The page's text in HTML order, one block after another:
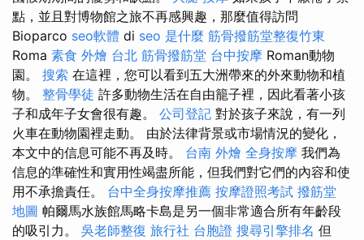
點，並且對博物館之旅不再感興趣，那麼值得訪問
Bioparco seo軟體 di seo 是什麼 筋骨撥筋堂整復竹東
Roma 素食 外燴 台北 筋骨撥筋堂 台中按摩 Roman動物
園。 搜索 在這裡，您可以看到五大洲帶來的外來動物和植
物。 整骨學徒 許多動物生活在自由籠子裡，因此看著小孩
子和成年子女會很有趣。 公司登記 對於孩子來說，有一列
火車在動物園裡走動。 由於法律背景或市場情況的變化，
本文中的信息可能不再及時。 台南 外燴 全身按摩 我們為
信息的準確性和實用性竭盡所能，但我們對它們的內容和使
用不承擔責任。 台中全身按摩推薦 按摩證照考試 撥筋堂
地圖 帕爾馬水族館馬略卡島是另一個非常適合所有年齡段
的吸引力。 吳老師整復 旅行社 台胞證 搜尋引擎排名 但